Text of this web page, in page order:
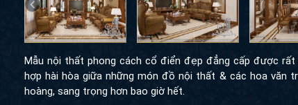
Mẫu nội thất phong cách cổ điển đẹp đẳng cấp được rất
hợp hài hòa giữa những món đồ nội thất & các hoa văn
hoàng, sang trọng hơn bao giờ hết.